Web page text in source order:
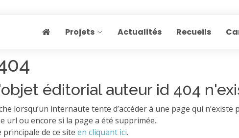
Page home
Projets Actualités Recueils
éditorial auteur id 404
lorsqu’un internaute tente d’accéder à une page qui
url ou encore si la page a été supprimée..
principale de ce site en cliquant ici.